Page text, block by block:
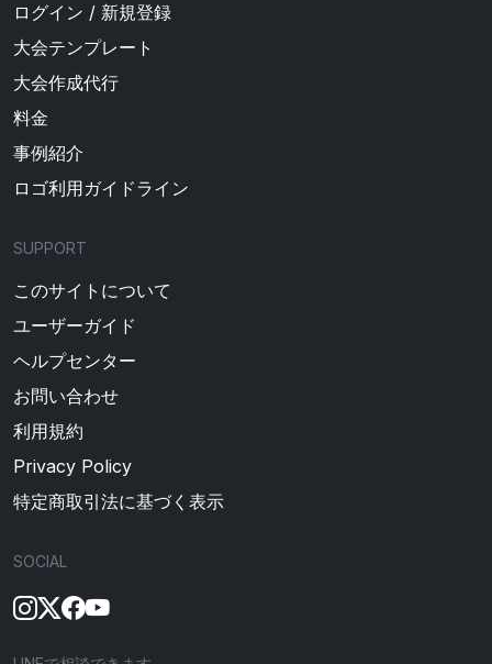
ログイン / 新規登録
大会テンプレート
大会作成代行
料金
事例紹介
ロゴ利用ガイドライン
SUPPORT
このサイトについて
ユーザーガイド
ヘルプセンター
お問い合わせ
利用規約
Privacy Policy
特定商取引法に基づく表示
SOCIAL